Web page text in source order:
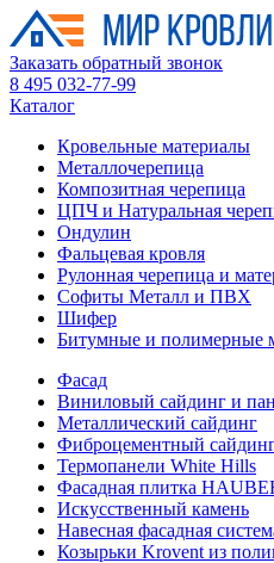
Заказать обратный звонок
8 495 032-77-99
Каталог
Кровельные материалы
Металлочерепица
Композитная черепица
ЦПЧ и Натуральная
Ондулин
Фальцевая кровля
Рулонная черепица и
Софиты Металл и ПВХ
Шифер
Битумные и полимерные
Фасад
Виниловый сайдинг и
Металлический сайдинг
Фиброцементный
Термопанели White Hills
Фасадная плитка
Искусственный камень
Навесная фасадная
Козырьки Krovent из